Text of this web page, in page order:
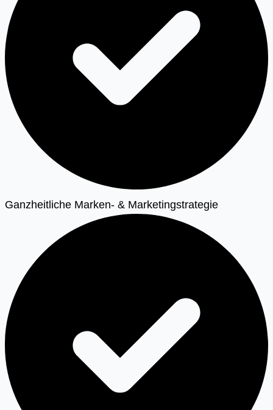
Ganzheitliche Marken- & Marketingstrategie